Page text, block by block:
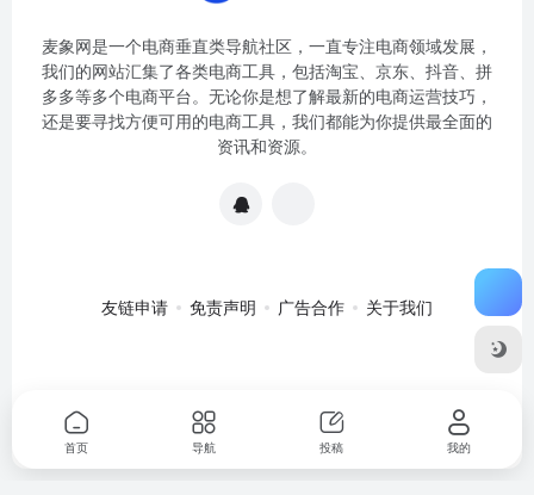
麦象网是一个电商垂直类导航社区，一直专注电商领域发展，
我们的网站汇集了各类电商工具，包括淘宝、京东、抖音、拼
多多等多个电商平台。无论你是想了解最新的电商运营技巧，
还是要寻找方便可用的电商工具，我们都能为你提供最全面的
资讯和资源。
友链申请 免责声明 广告合作 关于我们
2020057301号-1
首页 导航 投稿 我的